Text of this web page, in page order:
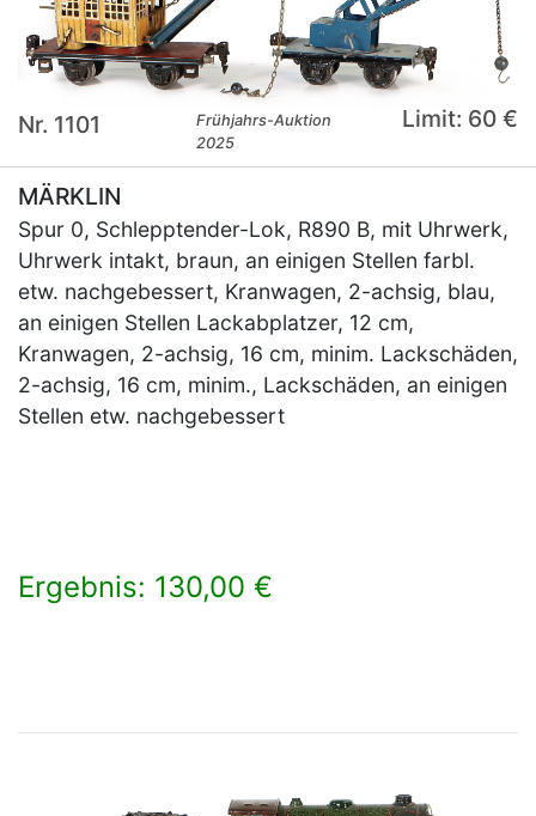
Nr. 1101
Frühjahrs-Auktion
2025
Limit: 60 €
MÄRKLIN
Spur 0, Schlepptender-Lok, R890 B, mit Uhrwerk,
Uhrwerk intakt, braun, an einigen Stellen farbl.
etw. nachgebessert, Kranwagen, 2-achsig, blau,
an einigen Stellen Lackabplatzer, 12 cm,
Kranwagen, 2-achsig, 16 cm, minim. Lackschäden,
2-achsig, 16 cm, minim., Lackschäden, an einigen
Stellen etw. nachgebessert
Ergebnis: 130,00 €